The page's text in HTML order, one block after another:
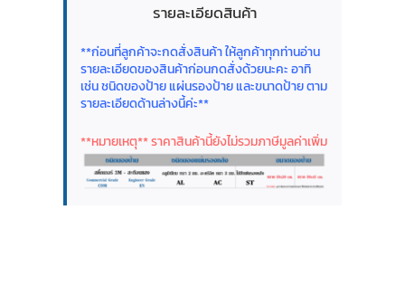
รายละเอียดสินค้า
**ก่อนที่ลูกค้าจะกดสั่งสินค้า ให้ลูกค้าทุกท่านอ่าน
รายละเอียดของสินค้าก่อนกดสั่งด้วยนะคะ อาทิ
เช่น ชนิดของป้าย แผ่นรองป้าย และขนาดป้าย ตาม
รายละเอียดด้านล่างนี้ค่ะ**
**หมายเหตุ** ราคาสินค้านี้ยังไม่รวมภาษีมูลค่าเพิ่ม